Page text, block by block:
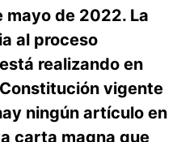
mayo de 2022. La
al proceso
realizando en
vigente
ningún artículo en
carta magna que